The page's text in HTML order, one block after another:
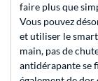
faire plus que
Vous pouvez
et utiliser le
main, pas de
antidérapante se